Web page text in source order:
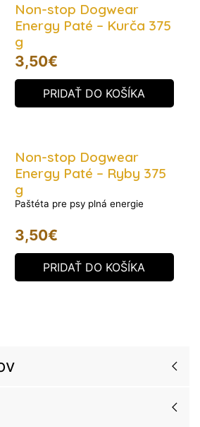
Non-stop Dogwear
Energy Paté – Kurča 375
g
3,50€
PRIDAŤ DO KOŠÍKA
Non-stop Dogwear
Energy Paté – Ryby 375
g
Paštéta pre psy plná energie
3,50€
PRIDAŤ DO KOŠÍKA